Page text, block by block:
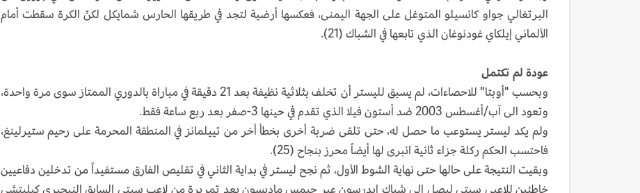
البرتغالي جواو كانسيلو المتوغل على الجهة اليمنى، فعكسها أرضية لتجد في طريقها الحارس شمايكل لكنّ الكرة سقطت أمام
الألماني إيلكاي غودنوغان الذي تابعها في الشباك (21).
عودة لم تكتمل
وبحسب "أوبتا" للاحصاءات، لم يسبق لليستر أن تخلف بثلاثية نظيفة بعد 21 دقيقة في مباراة بالدوري الممتاز سوى مرة واحدة،
وتعود الى آب/أغسطس 2003 ضد أستون فيلا الذي تقدم في حينها 3-صفر بعد ربع ساعة فقط.
ولم يكد ليستر يستوعب ما حصل له، حتى تلقى ضربة أخرى بخطأ أخر من تييلمانز في المنطقة المحرمة على رحيم ستيرلينغ،
فاحتسب الحكم ركلة جزاء ثانية انبرى لها أيضاً محرز بنجاح (25).
وبقيت النتيجة على حالها حتى نهاية الشوط الأول، ثم نجح ليستر في بداية الثاني في تقليص الفارق مستفيداً من تدخلين دفاعيين
خاطئين للاعبي سيتي ليصل الى شباك إيدرسون عبر جيمس ماديسون بعد تمريرة من لاعب سيتي السابق النيحيري كيليتشي